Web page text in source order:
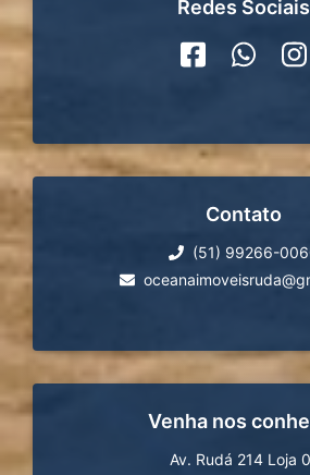
Redes Sociais
Contato
(51) 99266-
Venha nos
Av. Rudá 214 Loja